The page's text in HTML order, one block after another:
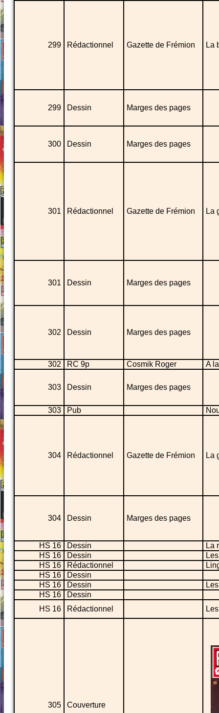
299 Rédactionnel Gazette de Frémion La
299 Dessin Marges des pages
300 Dessin Marges des pages
301 Rédactionnel Gazette de Frémion La
301 Dessin Marges des pages
302 Dessin Marges des pages
302 RC 9p Cosmik Roger A
303 Dessin Marges des pages
303 Pub
304 Rédactionnel Gazette de Frémion La
304 Dessin Marges des pages
HS 16 Dessin
La
HS 16
Dessin
HS 16
Rédactionnel
HS 16
Dessin
HS 16
Dessin
HS 16
Dessin
HS 16
Rédactionnel
305 Couverture